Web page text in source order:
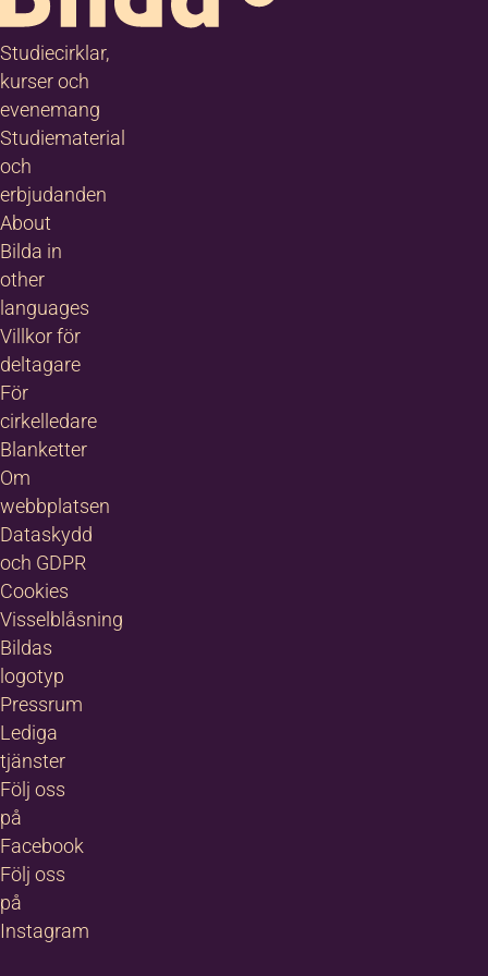
67 86
kultur i
93 99
13 40
Studiecirklar,
kurser och
evenemang
Studiematerial
och
erbjudanden
About
Bilda in
other
languages
Villkor för
deltagare
För
cirkelledare
Blanketter
Om
webbplatsen
Dataskydd
och GDPR
Cookies
Visselblåsning
Bildas
logotyp
Pressrum
Lediga
tjänster
Följ oss
på
Facebook
Följ oss
på
Instagram